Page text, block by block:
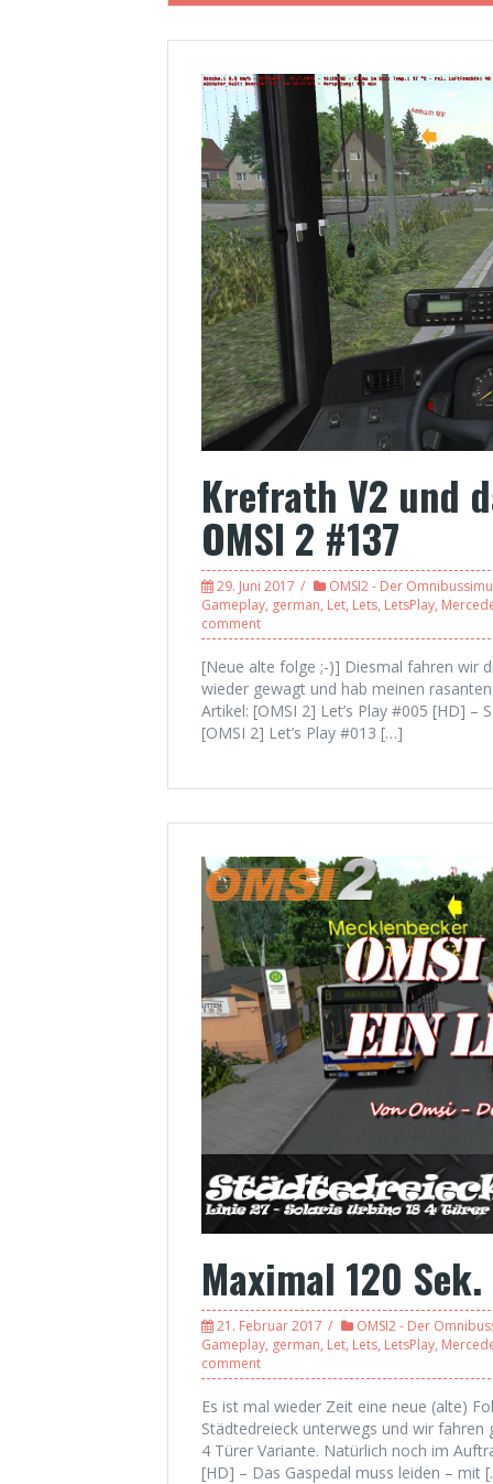
Krefrath V2 und
OMSI 2 #137
29. Juni 2017
OMSI2 - Der
Gameplay, german, Let, Lets, LetsPlay,
comment
[Neue alte folge ;-)] Diesmal fahren wir
wieder gewagt und hab meinen
Artikel: [OMSI 2] Let’s Play #005 [HD] –
[OMSI 2] Let’s Play #013 […]
Maximal 120
21. Februar 2017
OMSI2 - Der
Gameplay, german, Let, Lets, LetsPlay,
comment
Es ist mal wieder Zeit eine neue (alte)
Städtedreieck unterwegs und wir
4 Türer Variante. Natürlich noch im
[HD] – Das Gaspedal muss leiden – mit